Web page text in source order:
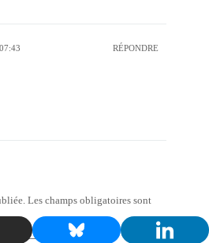
RÉPONDRE
Les champs obligatoires sont